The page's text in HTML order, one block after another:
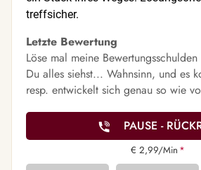
treffsicher.
Letzte Bewertung
Löse mal meine
Du alles siehst... Wahnsinn, und es
resp. entwickelt sich genau so wie
PAUSE -
€ 2,99/Min *